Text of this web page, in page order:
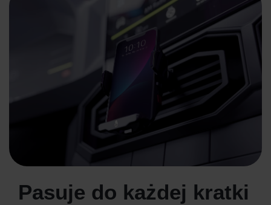
Pasuje do każdej kratki